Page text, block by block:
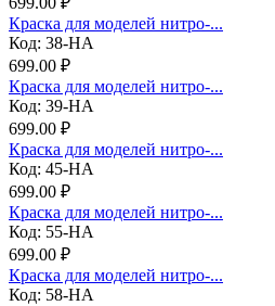
Краска для моделей нитро-...
Код: 38-НА
699.00 ₽
Краска для моделей нитро-...
Код: 39-НА
699.00 ₽
Краска для моделей нитро-...
Код: 45-НА
699.00 ₽
Краска для моделей нитро-...
Код: 55-НА
699.00 ₽
Краска для моделей нитро-...
Код: 58-НА